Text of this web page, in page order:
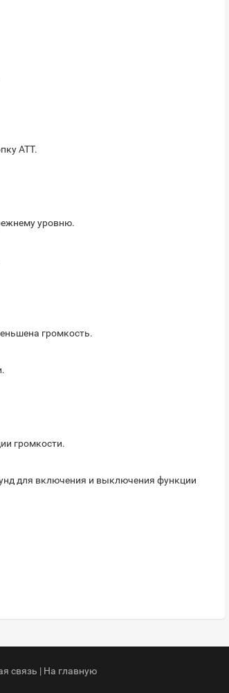
ATT.
уровню.
громкость.
громкости.
для включения и выключения функции
связь | На главную